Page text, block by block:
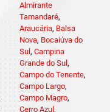
Almirante
Tamandaré,
Araucária, Balsa
Nova, Bocaiúva do
Sul , Campina
Grande do Sul ,
Campo do Tenente,
Campo Largo,
Campo Magro,
Cerro Azul ,